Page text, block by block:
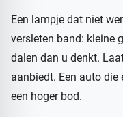
Een lampje dat niet
versleten band: kleine
dalen dan u denkt.
aanbiedt. Een auto
een hoger bod.